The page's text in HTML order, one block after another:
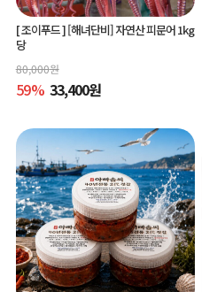
[ 조이푸드 ][해녀단비] 자연산 피문어 1kg
당
80,000원
59% 33,400원